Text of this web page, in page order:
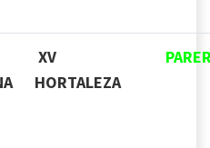
XV
HORTALEZA